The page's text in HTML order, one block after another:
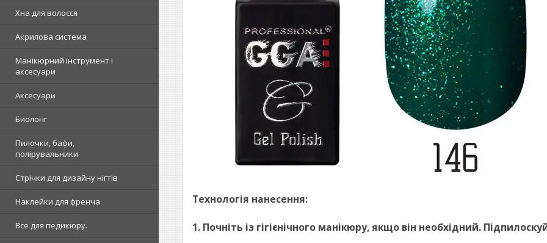
Хна для волосся
Акрилова система
Манікюрний інструмент і
аксесуари
Аксесуари
Биолонг
Пилочки, бафи,
полірувальники
Стрічки для дизайну нігтів
Наклейки для френча
Все для педикюру.
Технологія нанесення:
1. Почніть із гігієнічного манікюру, якщо він необхідний.